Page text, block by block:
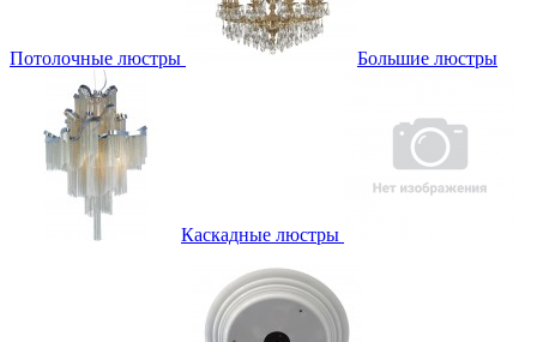
Потолочные люстры Большие люстры
Каскадные люстры